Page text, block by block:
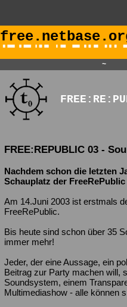
~
FREE:REPUBLIC 03 -
Nachdem schon die letzten
Schauplatz der
Am 14.Juni 2003 ist erstmals
FreeRePublic.
Bis heute sind schon über 35
immer mehr!
Jeder, der eine Aussage, ein
Beitrag zur Party machen will,
Soundsystem, einem
Multimediashow - alle können